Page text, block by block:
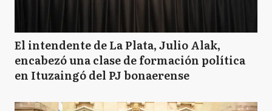
El intendente de La Plata, Julio Alak,
encabezó una clase de formación política
en Ituzaingó del PJ bonaerense